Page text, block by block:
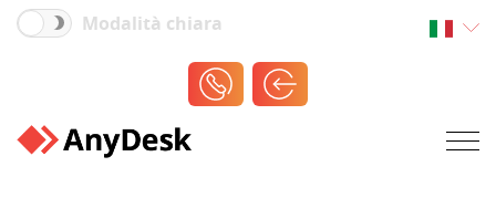
Modalità chiara